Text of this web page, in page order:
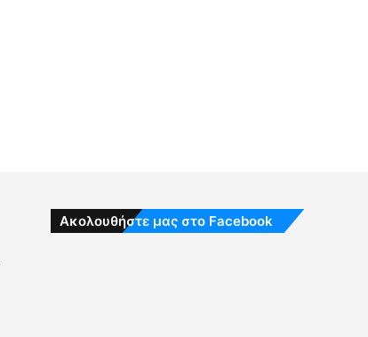
Ακολουθήστε μας στο Facebook